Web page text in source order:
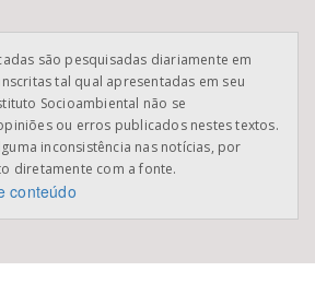
são pesquisadas diariamente em
tal qual apresentadas em seu
Socioambiental não se
ou erros publicados nestes textos.
inconsistência nas notícias, por
diretamente com a fonte.
conteúdo